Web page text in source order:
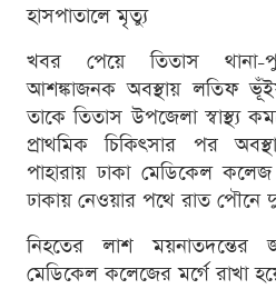
হাসপাতালে মৃত্যু
খবর পেয়ে তিতাস থানা-
আশঙ্কাজনক অবস্থায় লতিফ
তাকে তিতাস উপজেলা স্বাস্থ্য
প্রাথমিক চিকিৎসার পর
পাহারায় ঢাকা মেডিকেল
ঢাকায় নেওয়ার পথে রাত পৌনে
নিহতের লাশ ময়নাতদন্তের
মেডিকেল কলেজের মর্গে রাখা